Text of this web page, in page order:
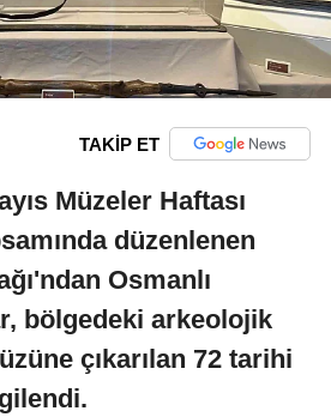
TAKİP ET
Müzeler Haftası
düzenlenen
Osmanlı
bölgedeki arkeolojik
çıkarılan 72 tarihi